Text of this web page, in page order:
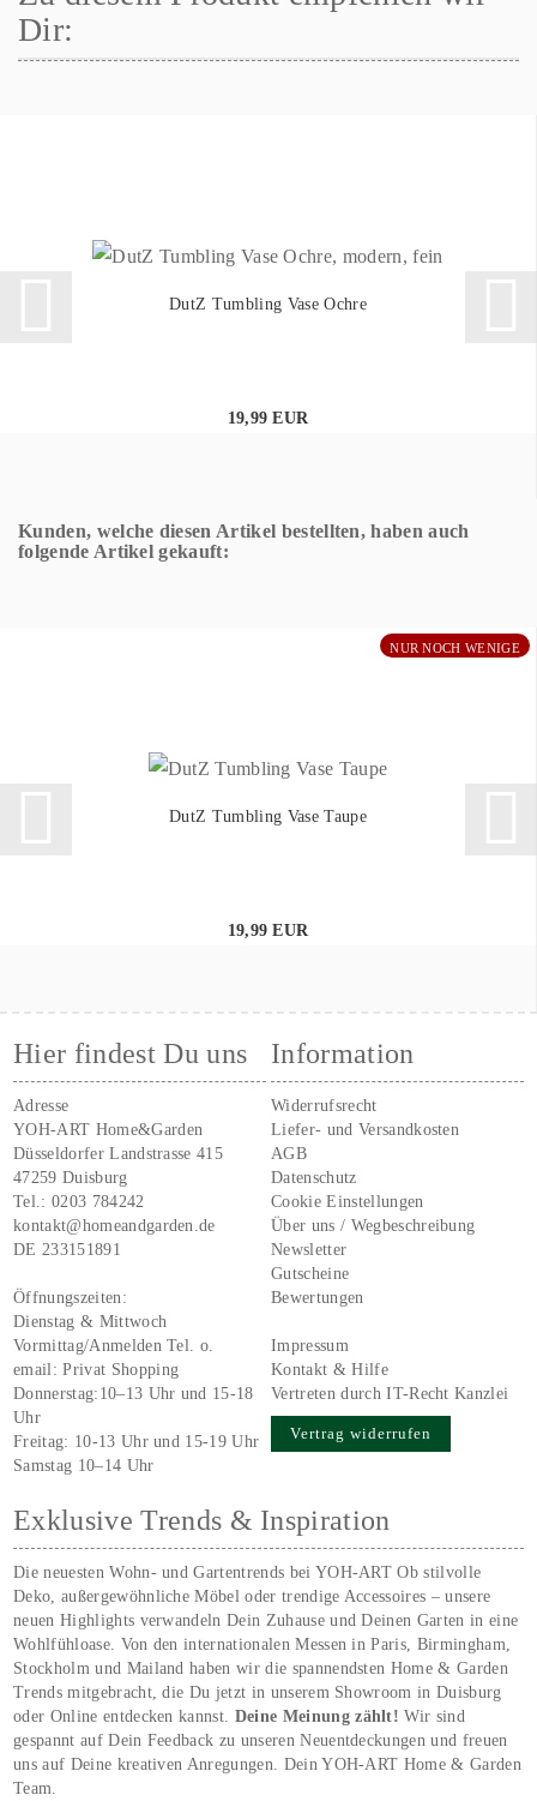
Dir:
DutZ Tumbling Vase Ochre
19,99 EUR
Kunden, welche diesen Artikel bestellten, haben auch
folgende Artikel gekauft:
NUR NOCH WENIGE
DutZ Tumbling Vase Taupe
19,99 EUR
Hier findest Du uns
Adresse
YOH-ART Home&Garden
Düsseldorfer Landstrasse 415
47259 Duisburg
Tel.:0203 784242
kontakt@homeandgarden.de
DE 233151891
Öffnungszeiten:
Dienstag & Mittwoch
Vormittag/Anmelden Tel. o.
email:Privat Shopping
Donnerstag:10–13 Uhr und 15-18
Uhr
Freitag: 10-13 Uhr und 15-19 Uhr
Samstag 10–14 Uhr
Information
Widerrufsrecht
Liefer- und Versandkosten
AGB
Datenschutz
Cookie Einstellungen
Über uns / Wegbeschreibung
Newsletter
Gutscheine
Bewertungen
Impressum
Kontakt & Hilfe
Vertreten durch IT-Recht Kanzlei
Vertrag widerrufen
Exklusive Trends & Inspiration
Die neuesten Wohn- und Gartentrends bei YOH‑ART Ob stilvolle
Deko, außergewöhnliche Möbel oder trendige Accessoires – unsere
neuen Highlights verwandeln Dein Zuhause und Deinen Garten in eine
Wohlfühloase. Von den internationalen Messen in Paris, Birmingham,
Stockholm und Mailand haben wir die spannendsten Home & Garden
Trends mitgebracht, die Du jetzt in unserem Showroom in Duisburg
oder Online entdecken kannst. Deine Meinung zählt!Wir sind
gespannt auf Dein Feedback zu unseren Neuentdeckungen und freuen
uns auf Deine kreativen Anregungen. Dein YOH‑ART Home & Garden
Team.